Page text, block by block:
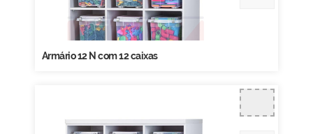
Armário 12 N com 12 caixas